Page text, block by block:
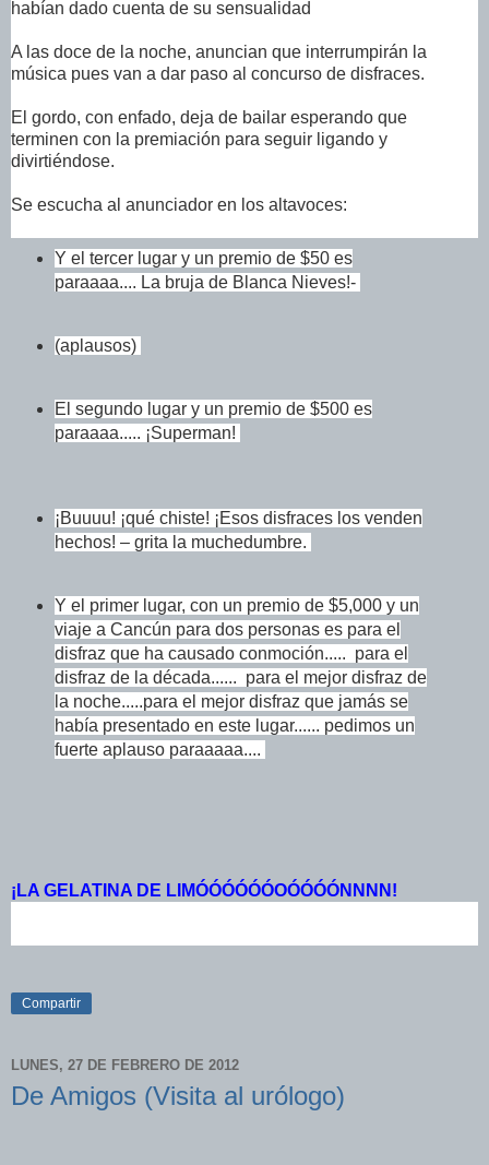
habían dado cuenta de su sensualidad
A las doce de la noche, anuncian que interrumpirán la
música pues van a dar paso al concurso de disfraces.
El gordo, con enfado, deja de bailar esperando que
terminen con la premiación para seguir ligando y
divirtiéndose.
Se escucha al anunciador en los altavoces:
Y el tercer lugar y un premio de $50 es
paraaaa.... La bruja de Blanca Nieves!-
(aplausos)
El segundo lugar y un premio de $500 es
paraaaa..... ¡Superman!
¡Buuuu! ¡qué chiste! ¡Esos disfraces los venden
hechos! – grita la muchedumbre.
Y el primer lugar, con un premio de $5,000 y un
viaje a Cancún para dos personas es para el
disfraz que ha causado conmoción..... para el
disfraz de la década...... para el mejor disfraz de
la noche.....para el mejor disfraz que jamás se
había presentado en este lugar...... pedimos un
fuerte aplauso paraaaaa....
¡LA GELATINA DE LIMÓÓÓÓÓÓOÓÓÓÓNNNN!
Compartir
LUNES, 27 DE FEBRERO DE 2012
De Amigos (Visita al urólogo)